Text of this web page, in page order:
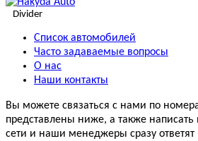
Divider
Список автомобилей
Часто задаваемые вопросы
О нас
Наши контакты
Вы можете связаться с нами по
представлены ниже, а также
сети и наши менеджеры сразу ответят